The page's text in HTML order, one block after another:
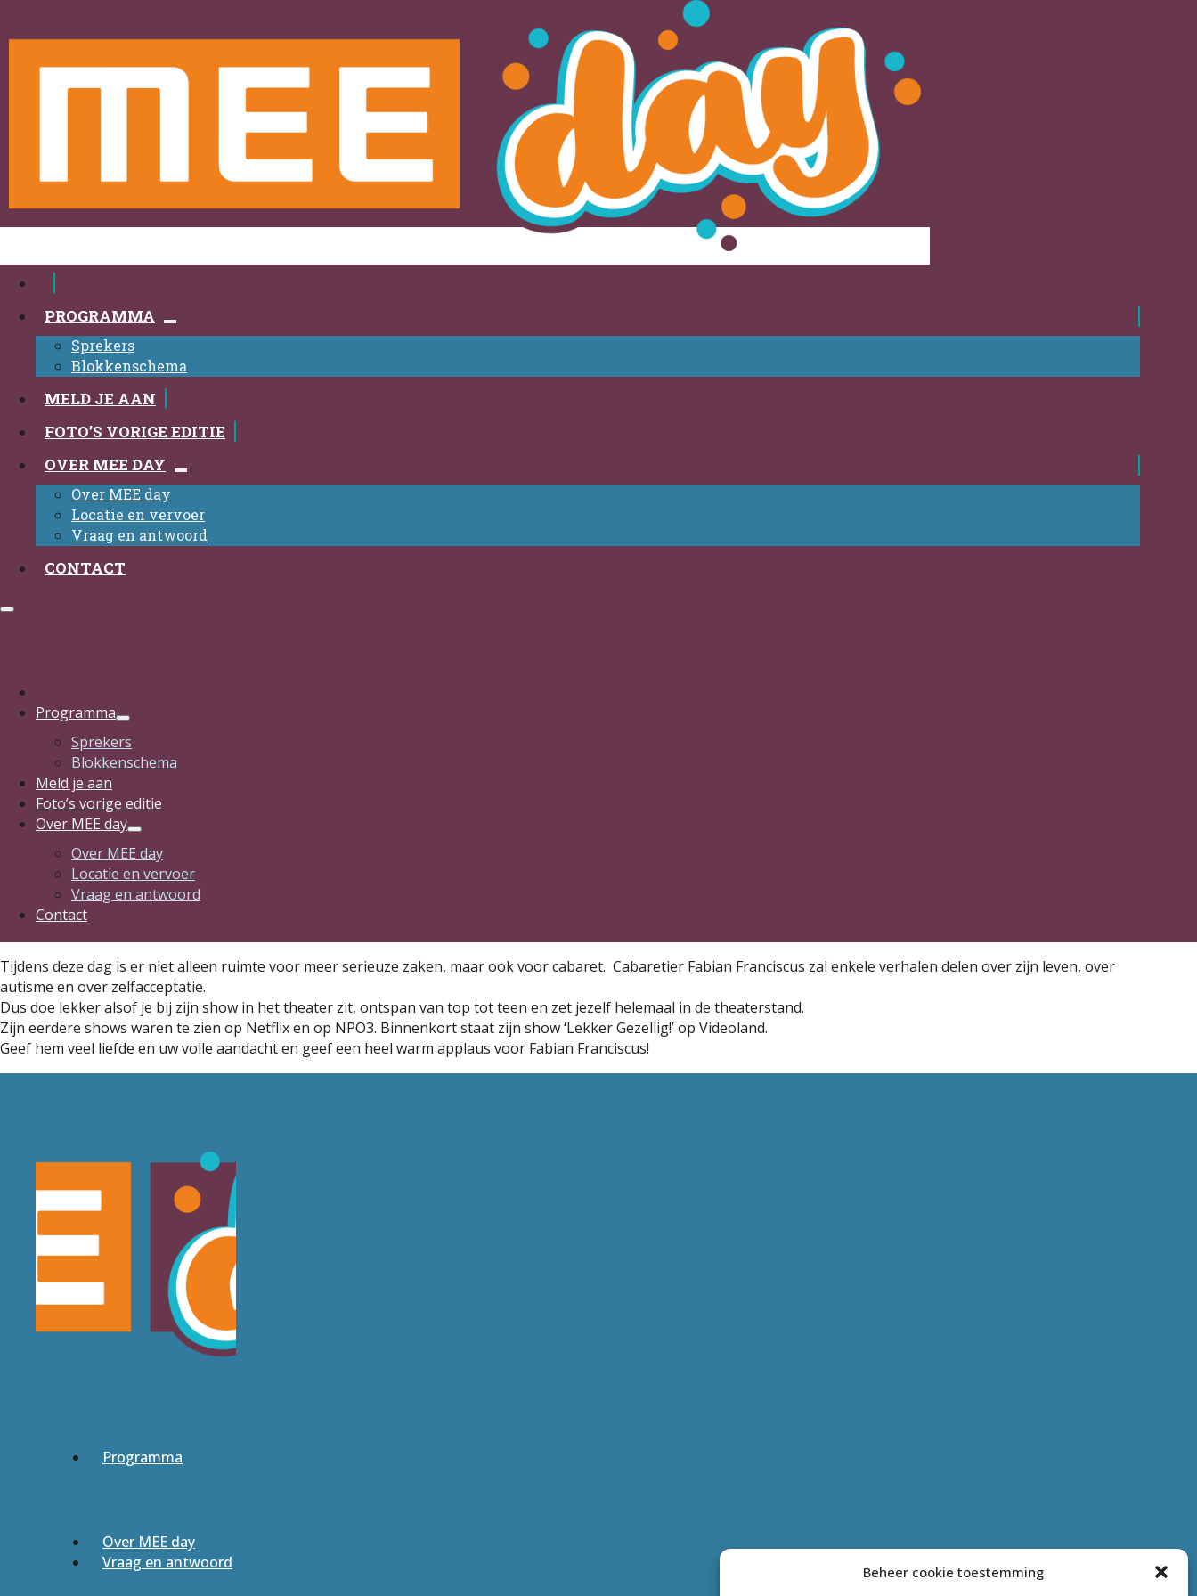
Beheer cookie toestemming
PROGRAMMA
Sprekers
Blokkenschema
MELD JE AAN
FOTO’S VORIGE EDITIE
OVER MEE DAY
Over MEE day
Locatie en vervoer
Vraag en antwoord
CONTACT
Programma
Sprekers
Blokkenschema
Meld je aan
Foto’s vorige editie
Over MEE day
Over MEE day
Locatie en vervoer
Vraag en antwoord
Contact
Tijdens deze dag is er niet alleen ruimte voor meer serieuze zaken, maar ook voor cabaret. Cabaretier Fabian Franciscus zal enkele verhalen delen over zijn leven, over
autisme en over zelfacceptatie.
Dus doe lekker alsof je bij zijn show in het theater zit, ontspan van top tot teen en zet jezelf helemaal in de theaterstand.
Zijn eerdere shows waren te zien op Netflix en op NPO3. Binnenkort staat zijn show ‘Lekker Gezellig!’ op Videoland.
Geef hem veel liefde en uw volle aandacht en geef een heel warm applaus voor Fabian Franciscus!
Programma
Over MEE day
Vraag en antwoord